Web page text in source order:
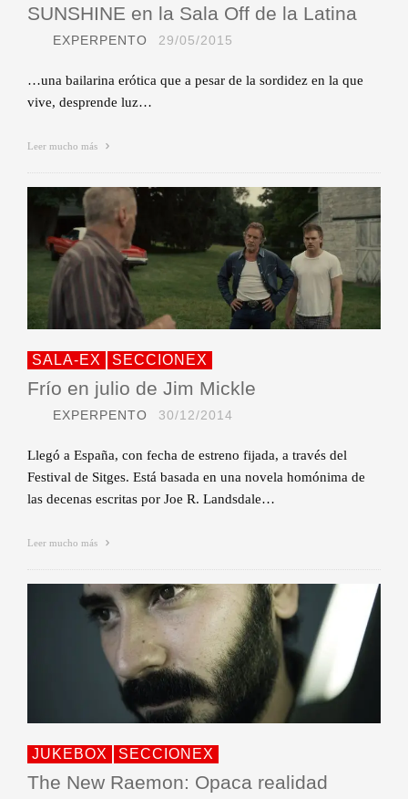
SUNSHINE en la Sala Off de la Latina
EXPERPENTO 29/05/2015
…una bailarina erótica que a pesar de la sordidez en la que
vive, desprende luz…
Leer mucho más
SALA-EX SECCIONEX
Frío en julio de Jim Mickle
EXPERPENTO 30/12/2014
Llegó a España, con fecha de estreno fijada, a través del
Festival de Sitges. Está basada en una novela homónima de
las decenas escritas por Joe R. Landsdale…
Leer mucho más
JUKEBOX SECCIONEX
The New Raemon: Opaca realidad